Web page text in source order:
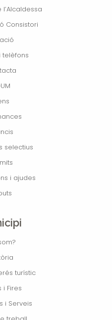
Consistori
telèfons
selectius
i ajudes
turístic
i Fires
i Serveis